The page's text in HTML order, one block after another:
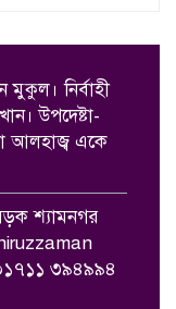
জামায়াতে
পরিষদের
জন্মজয়ন্তী
মাদকবিরোধী
নির্বাহী
উপদেষ্টা-
আলহাজ্ব একে
শ্যামনগর
৩৯৪৯৯৪